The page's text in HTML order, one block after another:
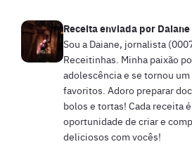
Receita enviada por
Sou a Daiane, jornalista
Receitinhas. Minha paixão
adolescência e se tornou
favoritos. Adoro preparar
bolos e tortas! Cada receita
oportunidade de criar e
deliciosos com vocês!